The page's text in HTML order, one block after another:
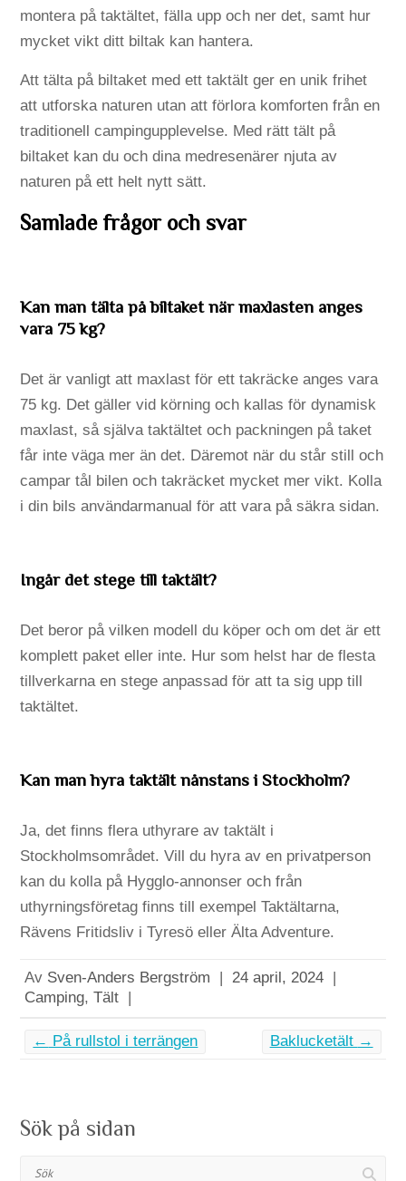
montera på taktältet, fälla upp och ner det, samt hur
mycket vikt ditt biltak kan hantera.
Att tälta på biltaket med ett taktält ger en unik frihet
att utforska naturen utan att förlora komforten från en
traditionell campingupplevelse. Med rätt tält på
biltaket kan du och dina medresenärer njuta av
naturen på ett helt nytt sätt.
Samlade frågor och svar
Kan man tälta på biltaket när maxlasten anges
vara 75 kg?
Det är vanligt att maxlast för ett takräcke anges vara
75 kg. Det gäller vid körning och kallas för dynamisk
maxlast, så själva taktältet och packningen på taket
får inte väga mer än det. Däremot när du står still och
campar tål bilen och takräcket mycket mer vikt. Kolla
i din bils användarmanual för att vara på säkra sidan.
Ingår det stege till taktält?
Det beror på vilken modell du köper och om det är ett
komplett paket eller inte. Hur som helst har de flesta
tillverkarna en stege anpassad för att ta sig upp till
taktältet.
Kan man hyra taktält nånstans i Stockholm?
Ja, det finns flera uthyrare av taktält i
Stockholmsområdet. Vill du hyra av en privatperson
kan du kolla på Hygglo-annonser och från
uthyrningsföretag finns till exempel Taktältarna,
Rävens Fritidsliv i Tyresö eller Älta Adventure.
Av Sven-Anders Bergström | 24 april, 2024 |
Camping,Tält |
← På rullstol i terrängen Baklucketält →
Sök på sidan
Sök